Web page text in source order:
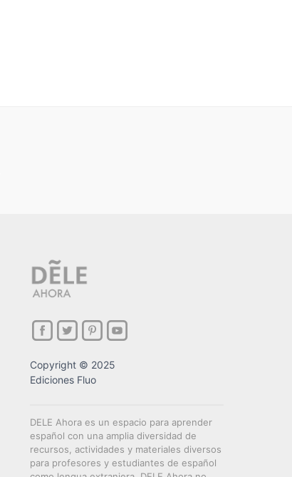
Copyright © 2025
Ediciones Fluo
DELE Ahora es un espacio para aprender
español con una amplia diversidad de
recursos, actividades y materiales diversos
para profesores y estudiantes de español